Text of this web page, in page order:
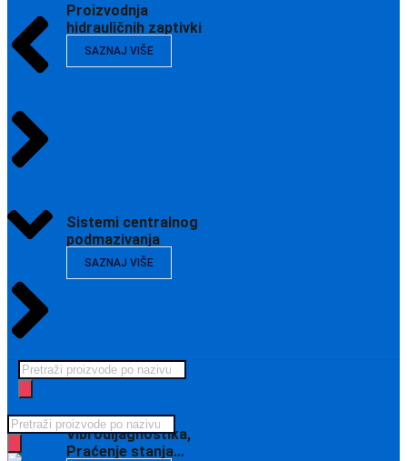
Proizvodnja
hidrauličnih zaptivki
SAZNAJ VIŠE
Sistemi centralnog
podmazivanja
SAZNAJ VIŠE
Vibrodijagnostika,
Praćenje stanja…
Products
search
Products
search